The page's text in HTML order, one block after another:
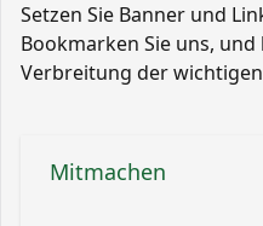
Setzen Sie Banner und
Bookmarken Sie uns,
Verbreitung der
Mitmachen